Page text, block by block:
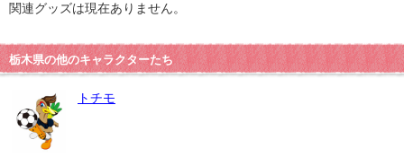
関連グッズは現在ありません。
栃木県の他のキャラクターたち
トチモ